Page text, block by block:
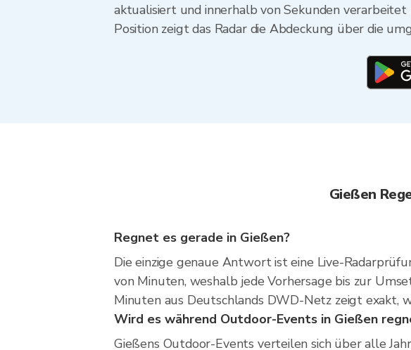
aktualisiert und innerhalb von Sekunden
Position zeigt das Radar die Abdeckung über die
Gießen
Regnet es gerade in Gießen?
Die einzige genaue Antwort ist eine Live-
von Minuten, weshalb jede Vorhersage bis zur
Minuten aus Deutschlands DWD-Netz zeigt exakt,
Wird es während Outdoor-Events in Gießen
Gießens Outdoor-Events verteilen sich über alle